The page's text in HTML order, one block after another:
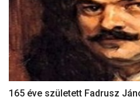
165 éve született Fadrusz